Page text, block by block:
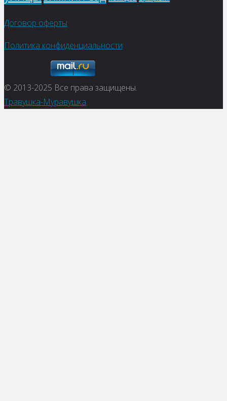
Договор оферты
Политика конфиденциальности
© 2013-2025 Все права защищены.
Травушка-Муравушка